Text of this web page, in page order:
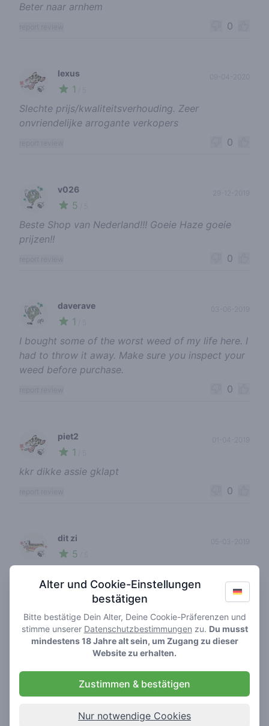
Beter naar arnhem
0
🍃
lexus
1
Slechte prijs/kwaliteitsverhouding. Zeer
onvriendelijke arrogante verkopers
0
🍃
v026
5
Beste Shop van Nederland!!! Goeie Haze goeie
prijzen!!
0
🌱
daverave
1
03-06-2019
I bought some of the worst weed of my life here. I
had to throw it away. Make sure you inspect your
weed before purchase.
0
🍃
piet2
1
kkr dikke assie gklapt
0
🍃
dit zi
5
05-03-2019
verdient....(Bin nur als "Taxifahrer" unterwegs
report review 0
/ 5
24-12-2024
het personeel is niet echt aardig en je kan nog
Alter und Cookie-Einstellungen
bestätigen
Bitte bestätige Dein Alter, Deine Cookie-Präferenzen und
stimme unserer Datenschutzbestimmungen zu. Du musst
mindestens 18 Jahre alt sein, um Zugang zu dieser
Website zu erhalten.
Zustimmen & bestätigen
Nur notwendige Cookies